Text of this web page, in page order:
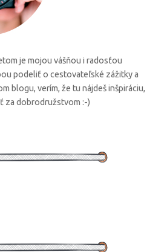
je mojou vášňou i radosťou
podeliť o cestovateľské zážitky a
blogu, verím, že tu nájdeš inšpiráciu,
za dobrodružstvom :-)